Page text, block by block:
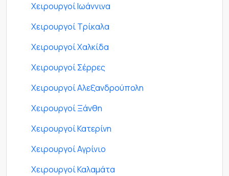
Χειρουργοί Ιωάννινα
Χειρουργοί Τρίκαλα
Χειρουργοί Χαλκίδα
Χειρουργοί Σέρρες
Χειρουργοί Αλεξανδρούπολη
Χειρουργοί Ξάνθη
Χειρουργοί Κατερίνη
Χειρουργοί Αγρίνιο
Χειρουργοί Καλαμάτα